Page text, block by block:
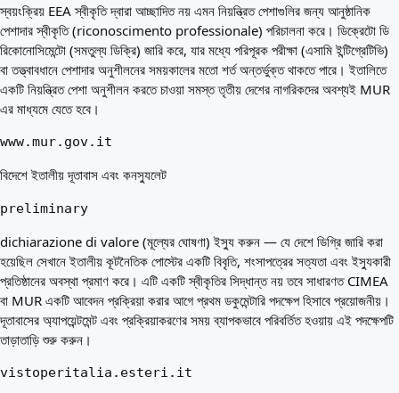
স্বয়ংক্রিয় EEA স্বীকৃতি দ্বারা আচ্ছাদিত নয় এমন নিয়ন্ত্রিত পেশাগুলির জন্য আনুষ্ঠানিক
পেশাদার স্বীকৃতি (riconoscimento professionale) পরিচালনা করে। ডিক্রেটো ডি
রিকোনোসিমেন্টো (সমতুল্য ডিক্রি) জারি করে, যার মধ্যে পরিপূরক পরীক্ষা (এসামি ইন্টিগ্রেটিভি)
বা তত্ত্বাবধানে পেশাদার অনুশীলনের সময়কালের মতো শর্ত অন্তর্ভুক্ত থাকতে পারে। ইতালিতে
একটি নিয়ন্ত্রিত পেশা অনুশীলন করতে চাওয়া সমস্ত তৃতীয় দেশের নাগরিকদের অবশ্যই MUR
এর মাধ্যমে যেতে হবে।
www.mur.gov.it
বিদেশে ইতালীয় দূতাবাস এবং কনস্যুলেট
preliminary
dichiarazione di valore (মূল্যের ঘোষণা) ইস্যু করুন — যে দেশে ডিগ্রি জারি করা
হয়েছিল সেখানে ইতালীয় কূটনৈতিক পোস্টের একটি বিবৃতি, শংসাপত্রের সত্যতা এবং ইস্যুকারী
প্রতিষ্ঠানের অবস্থা প্রমাণ করে। এটি একটি স্বীকৃতির সিদ্ধান্ত নয় তবে সাধারণত CIMEA
বা MUR একটি আবেদন প্রক্রিয়া করার আগে প্রথম ডকুমেন্টারি পদক্ষেপ হিসাবে প্রয়োজনীয়।
দূতাবাসের অ্যাপয়েন্টমেন্ট এবং প্রক্রিয়াকরণের সময় ব্যাপকভাবে পরিবর্তিত হওয়ায় এই পদক্ষেপটি
তাড়াতাড়ি শুরু করুন।
vistoperitalia.esteri.it